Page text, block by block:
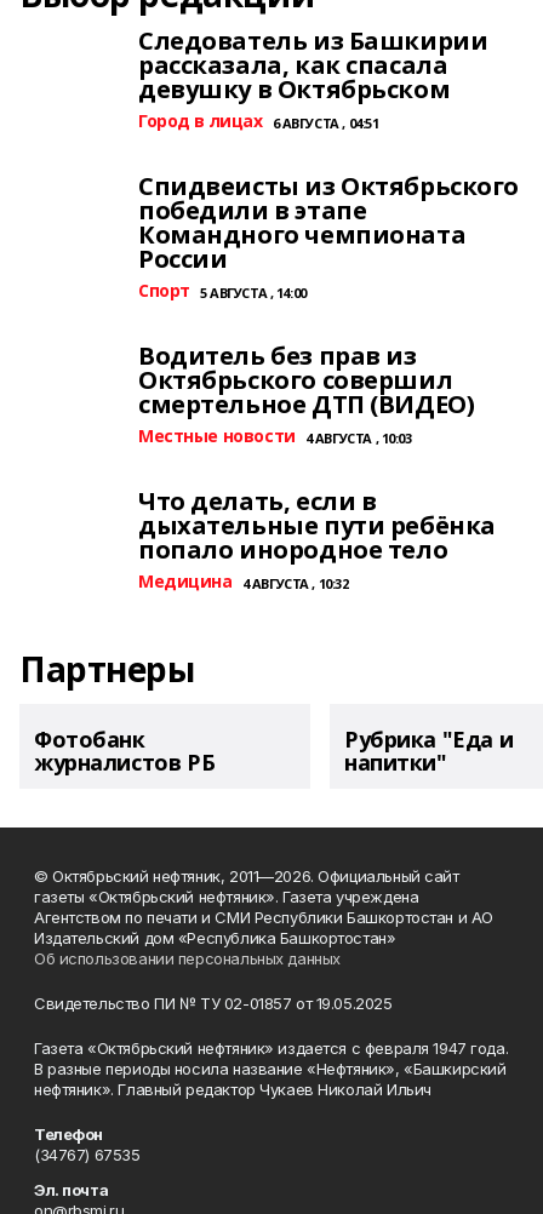
Следователь из Башкирии
рассказала, как спасала
девушку в Октябрьском
Город в лицах 6 АВГУСТА , 04:51
Спидвеисты из Октябрьского
победили в этапе
Командного чемпионата
России
Спорт 5 АВГУСТА , 14:00
Водитель без прав из
Октябрьского совершил
смертельное ДТП (ВИДЕО)
Местные новости 4 АВГУСТА , 10:03
Что делать, если в
дыхательные пути ребёнка
попало инородное тело
Медицина 4 АВГУСТА , 10:32
Партнеры
Фотобанк
журналистов РБ
Рубрика "Еда и
напитки"
© Октябрьский нефтяник, 2011—2026. Официальный сайт
газеты «Октябрьский нефтяник». Газета учреждена
Агентством по печати и СМИ Республики Башкортостан и АО
Издательский дом «Республика Башкортостан»
Об использовании персональных данных
Свидетельство ПИ № ТУ 02-01857 от 19.05.2025
Газета «Октябрьский нефтяник» издается с февраля 1947 года.
В разные периоды носила название «Нефтяник», «Башкирский
нефтяник». Главный редактор Чукаев Николай Ильич
Телефон
(34767) 67535
Эл. почта